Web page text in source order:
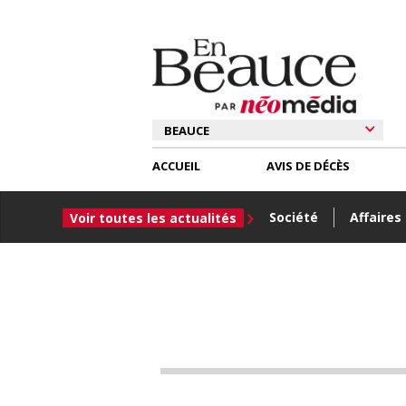
ACCUEIL
Voir toutes les actualités Société Affaires
AVIS DE DÉCÈS